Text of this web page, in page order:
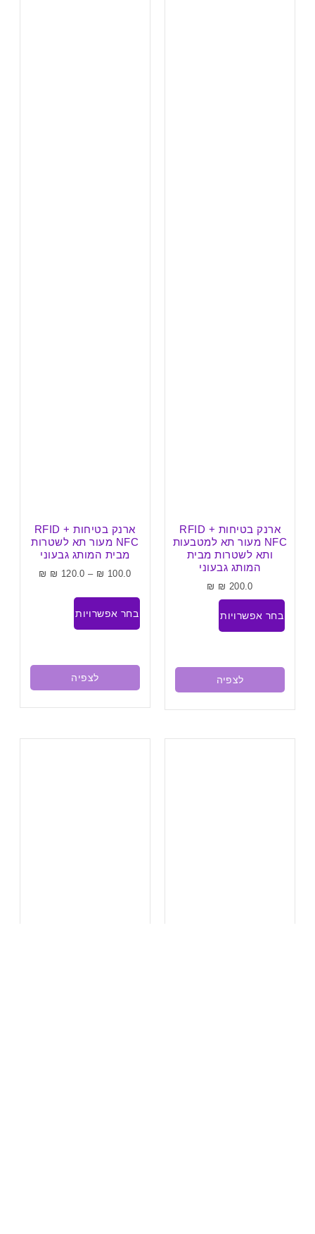
ארנק בטיחות RFID +
NFC מעור תא למטבעות
ותא לשטרות מבית
המותג גבעוני
200.0
₪
₪
בחר אפשרויות
לצפיה
ארנק בטיחות RFID +
NFC מעור תא לשטרות
מבית המותג גבעוני
100.0
₪
–
120.0
₪
₪
בחר אפשרויות
לצפיה